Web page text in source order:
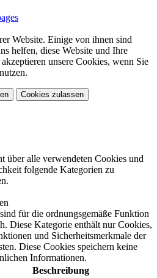
Website. Einige von ihnen sind
helfen, diese Website und Ihre
unsere Cookies, wenn Sie
Cookies zulassen
über alle verwendeten Cookies und
folgende Kategorien zu
für die ordnungsgemäße Funktion
Diese Kategorie enthält nur Cookies,
und Sicherheitsmerkmale der
Diese Cookies speichern keine
Informationen.
Beschreibung